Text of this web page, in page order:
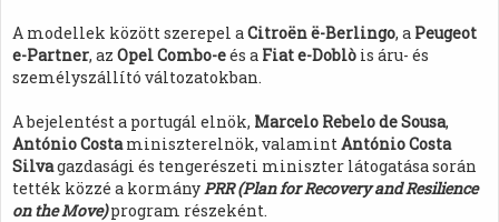
A modellek között szerepel aCitroën ë-Berlingo, a Peugeot
e-Partner, az Opel Combo-eés a Fiat e-Doblò is áru- és
személyszállító változatokban.
A bejelentést a portugál elnök, Marcelo Rebelo de Sousa,
António Costaminiszterelnök, valamintAntónio Costa
Silvagazdasági és tengerészeti miniszter látogatása során
tették közzé a kormányPRR (Plan for Recovery and Resilience
on the Move)program részeként.